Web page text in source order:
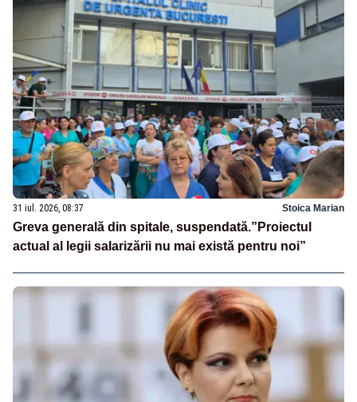
31 iul. 2026, 08:37 Stoica Marian
Greva generală din spitale, suspendată.”Proiectul
actual al legii salarizării nu mai există pentru noi”